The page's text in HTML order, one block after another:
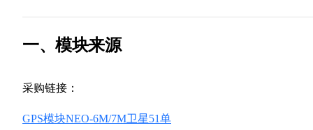
一、模块来源
采购链接：
GPS模块NEO-6M/7M卫星51单